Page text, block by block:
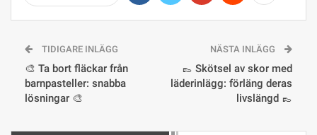
TIDIGARE INLÄGG
🎨 Ta bort fläckar från
barnpasteller: snabba
lösningar 🎨
NÄSTA INLÄGG
👞 Skötsel av skor med
läderinlägg: förläng deras
livslängd 👞